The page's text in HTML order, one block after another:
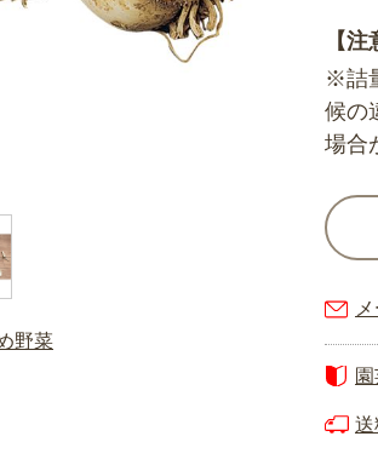
【注
※詰
候の
場合
送